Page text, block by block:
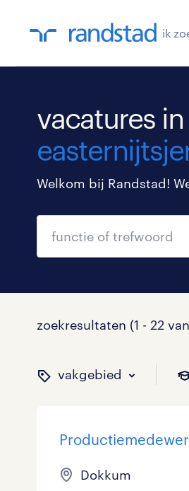
ik
vacatures in
Welkom bij Randstad!
zoekresultaten (1 - 22
vakgebied
binnen
op welk
hoeveel
welk soort
Dokkum